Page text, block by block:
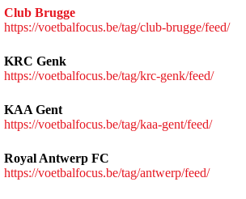
Club Brugge
https://voetbalfocus.be/tag/club-brugge/feed/
KRC Genk
https://voetbalfocus.be/tag/krc-genk/feed/
KAA Gent
https://voetbalfocus.be/tag/kaa-gent/feed/
Royal Antwerp FC
https://voetbalfocus.be/tag/antwerp/feed/